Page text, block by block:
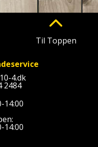
Til Toppen
4.dk
2484
14:00
14:00